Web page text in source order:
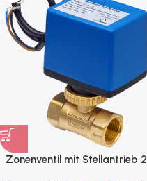
Zonenventil mit Stellantrieb 2